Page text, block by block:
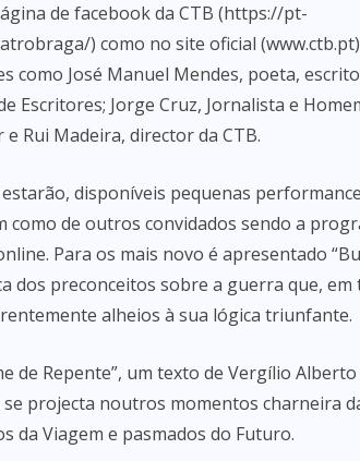
de facebook da CTB (https://pt-
) como no site oficial
como José Manuel Mendes, poeta,
Escritores; Jorge Cruz, Jornalista e
Rui Madeira, director da CTB.
disponíveis pequenas
como de outros convidados sendo a
Para os mais novo é apresentado
dos preconceitos sobre a guerra que, em
alheios à sua lógica triunfante.
de Repente”, um texto de Vergílio
projecta noutros momentos charneira
da Viagem e pasmados do Futuro.